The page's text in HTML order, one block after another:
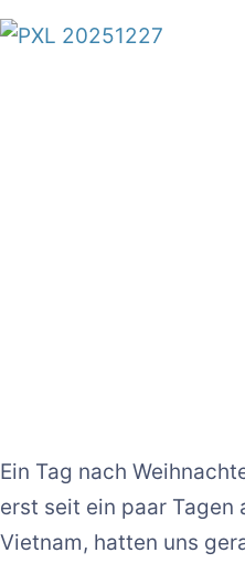
Ein Tag nach
erst seit ein paar Tagen
Vietnam, hatten uns